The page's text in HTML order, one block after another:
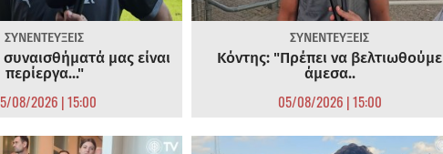
ΣΥΝΕΝΤΕΥΞΕΙΣ
μας είναι
περίεργα..."
08/2026 | 15:00
ΣΥΝΕΝΤΕΥΞΕΙΣ
Κόντης: "Πρέπει να βελτιωθούμε
άμεσα..
05/08/2026 | 15:00